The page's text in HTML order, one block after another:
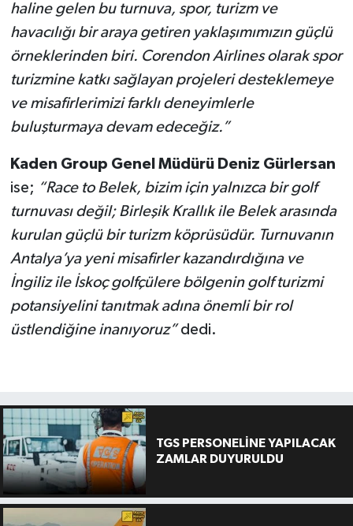
haline gelen bu turnuva, spor, turizm ve
havacılığı bir araya getiren yaklaşımımızın güçlü
örneklerinden biri. Corendon Airlines olarak spor
turizmine katkı sağlayan projeleri desteklemeye
ve misafirlerimizi farklı deneyimlerle
buluşturmaya devam edeceğiz.”
Kaden Group Genel Müdürü Deniz Gürlersan
ise; “Race to Belek, bizim için yalnızca bir golf
turnuvası değil; Birleşik Krallık ile Belek arasında
kurulan güçlü bir turizm köprüsüdür. Turnuvanın
Antalya’ya yeni misafirler kazandırdığına ve
İngiliz ile İskoç golfçülere bölgenin golf turizmi
potansiyelini tanıtmak adına önemli bir rol
üstlendiğine inanıyoruz”dedi.
TGS PERSONELİNE YAPILACAK
ZAMLAR DUYURULDU